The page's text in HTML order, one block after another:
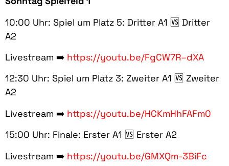
10:00 Uhr: Spiel um Platz 5: Dritter A1 🆚 Dritter
A2
Livestream ➡️ https://youtu.be/FgCW7R–dXA
12:30 Uhr: Spiel um Platz 3: Zweiter A1 🆚 Zweiter
A2
Livestream ➡️ https://youtu.be/HCKmHhFAFm0
15:00 Uhr: Finale: Erster A1 🆚 Erster A2
Livestream ➡️ https://youtu.be/GMXQm-3BiFc